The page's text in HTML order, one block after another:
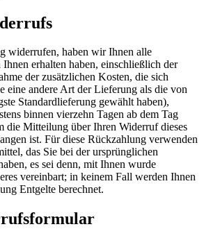
widerrufen, haben wir Ihnen alle
erhalten haben, einschließlich der
der zusätzlichen Kosten, die sich
eine andere Art der Lieferung als die von
Standardlieferung gewählt haben),
binnen vierzehn Tagen ab dem Tag
die Mitteilung über Ihren Widerruf dieses
ist. Für diese Rückzahlung verwenden
das Sie bei der ursprünglichen
es sei denn, mit Ihnen wurde
vereinbart; in keinem Fall werden Ihnen
Entgelte berechnet.